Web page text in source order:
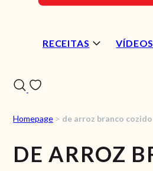
RECEITAS VÍDEOS
Homepage > de arroz branco cozido
DE ARROZ